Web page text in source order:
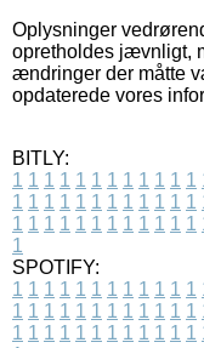
Oplysninger
opretholdes jævnligt,
ændringer der måtte
opdaterede vores
BITLY:
1 1 1 1 1 1 1 1 1 1 1 1
1 1 1 1 1 1 1 1 1 1 1 1
1 1 1 1 1 1 1 1 1 1 1 1
1
SPOTIFY:
1 1 1 1 1 1 1 1 1 1 1 1
1 1 1 1 1 1 1 1 1 1 1 1
1 1 1 1 1 1 1 1 1 1 1 1